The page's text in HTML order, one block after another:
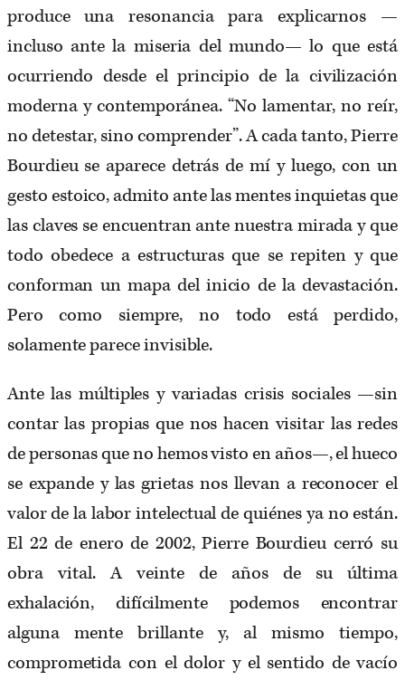
produce una resonancia para explicarnos —
incluso ante la miseria del mundo— lo que está
ocurriendo desde el principio de la civilización
moderna y contemporánea. “No lamentar, no reír,
no detestar, sino comprender”. A cada tanto, Pierre
Bourdieu se aparece detrás de mí y luego, con un
gesto estoico, admito ante las mentes inquietas que
las claves se encuentran ante nuestra mirada y que
todo obedece a estructuras que se repiten y que
conforman un mapa del inicio de la devastación.
Pero como siempre, no todo está perdido,
solamente parece invisible.
Ante las múltiples y variadas crisis sociales —sin
contar las propias que nos hacen visitar las redes
de personas que no hemos visto en años—, el hueco
se expande y las grietas nos llevan a reconocer el
valor de la labor intelectual de quiénes ya no están.
El 22 de enero de 2002, Pierre Bourdieu cerró su
obra vital. A veinte de años de su última
exhalación, difícilmente podemos encontrar
alguna mente brillante y, al mismo tiempo,
comprometida con el dolor y el sentido de vacío